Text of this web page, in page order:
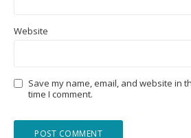
Website
Save my name, email, and website in
time I comment.